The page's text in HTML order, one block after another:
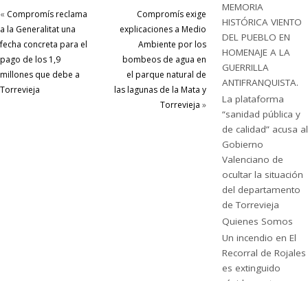
« Compromís reclama
a la Generalitat una
fecha concreta para el
pago de los 1,9
millones que debe a
Torrevieja
Compromís exige
explicaciones a Medio
Ambiente por los
bombeos de agua en
el parque natural de
las lagunas de la Mata y
Torrevieja »
MEMORIA
HISTÓRICA VIENTO
DEL PUEBLO EN
HOMENAJE A LA
GUERRILLA
ANTIFRANQUISTA.
La plataforma
“sanidad pública y
de calidad” acusa al
Gobierno
Valenciano de
ocultar la situación
del departamento
de Torrevieja
Quienes Somos
Un incendio en El
Recorral de Rojales
es extinguido